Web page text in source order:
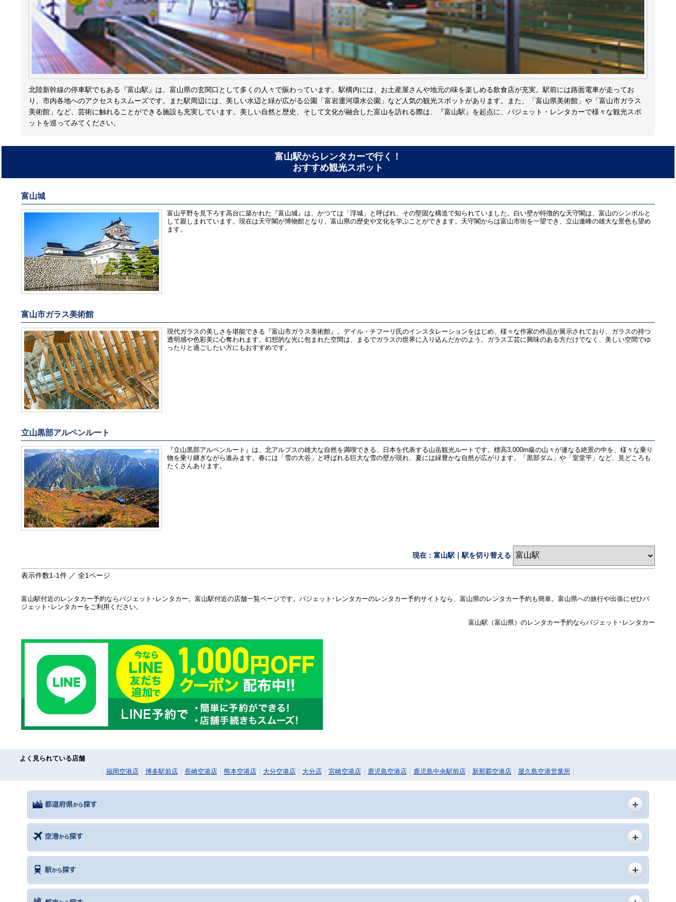
北陸新幹線の停車駅でもある『富山駅』は、富山県の玄関口として多くの人々で賑わっています。駅構内には、お土産屋さんや地元の味を楽しめる飲食店が充実。駅前には路面電車が走ってお
り、市内各地へのアクセスもスムーズです。また駅周辺には、美しい水辺と緑が広がる公園「富岩運河環水公園」など人気の観光スポットがあります。また、「富山県美術館」や「富山市ガラス
美術館」など、芸術に触れることができる施設も充実しています。美しい自然と歴史、そして文化が融合した富山を訪れる際は、『富山駅』を起点に、バジェット・レンタカーで様々な観光スポ
ットを巡ってみてください。
富山駅からレンタカーで行く！
おすすめ観光スポット
富山城
富山平野を見下ろす高台に築かれた『富山城』は、かつては「浮城」と呼ばれ、その堅固な構造で知られていました。白い壁が特徴的な天守閣は、富山のシンボルと
して親しまれています。現在は天守閣が博物館となり、富山県の歴史や文化を学ぶことができます。天守閣からは富山市街を一望でき、立山連峰の雄大な景色も望め
ます。
富山市ガラス美術館
現代ガラスの美しさを堪能できる『富山市ガラス美術館』。デイル・チフーリ氏のインスタレーションをはじめ、様々な作家の作品が展示されており、ガラスの持つ
透明感や色彩美に心奪われます。幻想的な光に包まれた空間は、まるでガラスの世界に入り込んだかのよう。ガラス工芸に興味のある方だけでなく、美しい空間でゆ
ったりと過ごしたい方にもおすすめです。
立山黒部アルペンルート
『立山黒部アルペンルート』は、北アルプスの雄大な自然を満喫できる、日本を代表する山岳観光ルートです。標高3,000m級の山々が連なる絶景の中を、様々な乗り
物を乗り継ぎながら進みます。春には「雪の大谷」と呼ばれる巨大な雪の壁が現れ、夏には緑豊かな自然が広がります。「黒部ダム」や「室堂平」など、見どころも
たくさんあります。
現在：富山駅｜駅を切り替える
表示件数1-1件 ／ 全1ページ
富山駅付近のレンタカー予約ならバジェット･レンタカー。富山駅付近の店舗一覧ページです。バジェット･レンタカーのレンタカー予約サイトなら、富山県のレンタカー予約も簡単。富山県への旅行や出張にぜひバ
ジェット･レンタカーをご利用ください。
富山駅（富山県）のレンタカー予約ならバジェット･レンタカー
よく見られている店舗
福岡空港店
博多駅前店 長崎空港店 熊本空港店 大分空港店 大分店 宮崎空港店 鹿児島空港店 鹿児島中央駅前店 新那覇空港店 屋久島空港営業所